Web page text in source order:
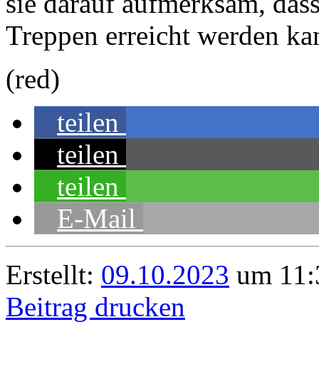
Treppen erreicht werden
(red)
teilen
teilen
teilen
E-Mail
Erstellt: 09.10.2023 um
Beitrag drucken